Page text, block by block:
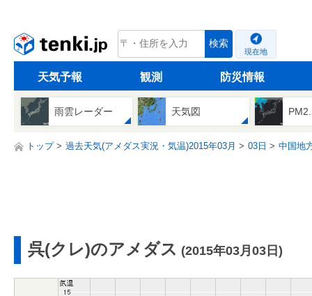
tenki.jp 検索
現在地
天気予報 観測 防災情報
雨雲レーダー 天気図
トップ 過去天気(アメダス実況・気温)2015年03月 03日 中国地
呉(クレ)のアメダス (2015年03月03日)